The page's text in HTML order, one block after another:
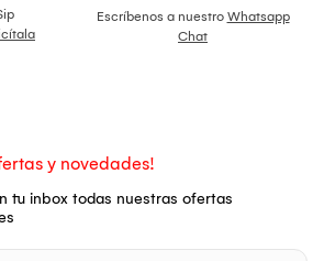
Escríbenos a nuestro Whatsapp
Chat
y novedades!
tu inbox todas nuestras ofertas